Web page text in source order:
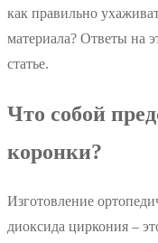
как правильно
материала? Ответы на
статье.
Что собой
коронки?
Изготовление
диоксида циркония –